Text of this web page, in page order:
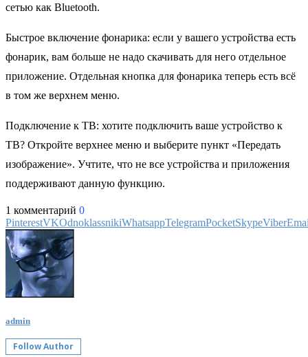
сетью как Bluetooth.
Быстрое включение фонарика: если у вашего устройства есть
фонарик, вам больше не надо скачивать для него отдельное
приложение. Отдельная кнопка для фонарика теперь есть всё
в том же верхнем меню.
Подключение к ТВ: хотите подключить ваше устройство к
ТВ? Откройте верхнее меню и выберите пункт «Передать
изображение». Учтите, что не все устройства и приложения
поддерживают данную функцию.
1 комментарий 0
PinterestVKOdnoklassnikiWhatsappTelegramPocketSkypeViber
admin
Follow Author